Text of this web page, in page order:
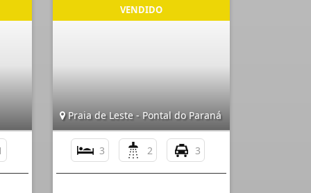
Praia de Leste - Pontal do Paraná
3 2 3